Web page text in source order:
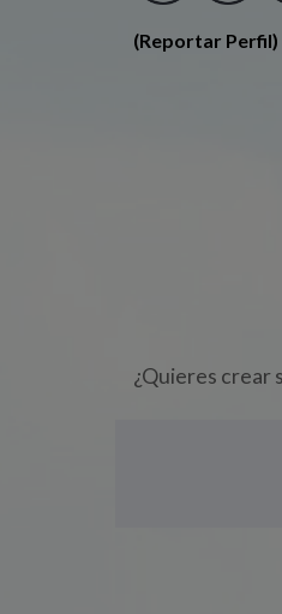
(Reportar Perfil)
¿Quieres crear